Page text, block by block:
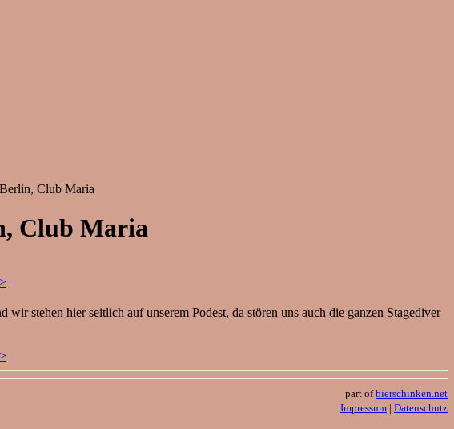
Club Maria
Club Maria
stehen hier seitlich auf unserem Podest, da stören uns auch die ganzen Stagediver
part ofbierschinken.net
Impressum | Datenschutz